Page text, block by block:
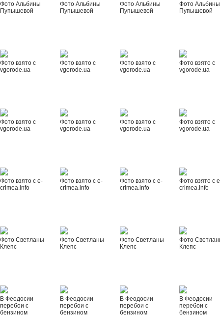
Фото Альбины
Пупышевой
Фото Альбины
Пупышевой
Фото Альбины
Пупышевой
Фото Альбины
Пупышевой
Фото взято с
vgorode.ua
Фото взято с
vgorode.ua
Фото взято с
vgorode.ua
Фото взято с
vgorode.ua
Фото взято с
vgorode.ua
Фото взято с
vgorode.ua
Фото взято с
vgorode.ua
Фото взято с
vgorode.ua
Фото взято с e-
crimea.info
Фото взято с e-
crimea.info
Фото взято с e-
crimea.info
Фото взято с
crimea.info
Фото Светланы
Клепс
Фото Светланы
Клепс
Фото Светланы
Клепс
Фото
Клепс
В Феодосии
перебои с
бензином
В Феодосии
перебои с
бензином
В Феодосии
перебои с
бензином
В Феодосии
перебои с
бензином